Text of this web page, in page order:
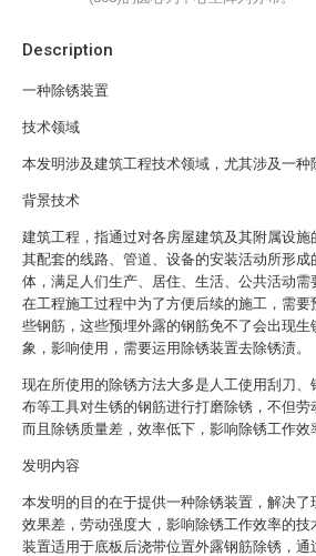
Description
一种除锈装置
技术领域
本发明涉及建筑工程技术领域，尤其涉及一种
背景技术
建筑工程，指通过对各房屋建筑及其附属设施
其配套的线路、管道、设备的安装活动所形成
体，满足人们生产、居住、生活、公共活动需
在工程施工过程中为了方便后续的施工，需要
些钢筋，这些预埋外露的钢筋免不了会出现生
象，影响使用，需要运用除锈装置去除锈渍。
现在所使用的除锈方法大多是人工使用刮刀、
布等工具对生锈的钢筋进行打磨除锈，不但劳
而且除锈质量差，效率低下，影响除锈工作效
发明内容
本发明的目的在于提供一种除锈装置，解决了
效果差，劳动强度大，影响除锈工作效率的技
装置适用于底板后浇带位置外露钢筋除锈，通